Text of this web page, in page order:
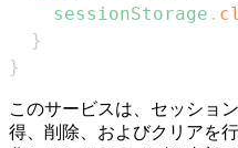
sessionStorage .
}
}
このサービスは、セッショ
得、削除、およびクリアを